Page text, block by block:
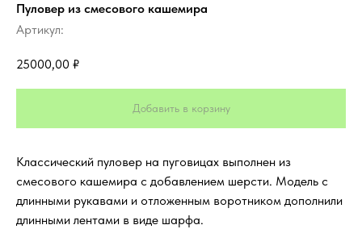
Пуловер из смесового кашемира
Артикул:
25000,00 ₽
Добавить в корзину
Классический пуловер на пуговицах выполнен из
смесового кашемира с добавлением шерсти. Модель с
длинными рукавами и отложенным воротником дополнили
длинными лентами в виде шарфа.